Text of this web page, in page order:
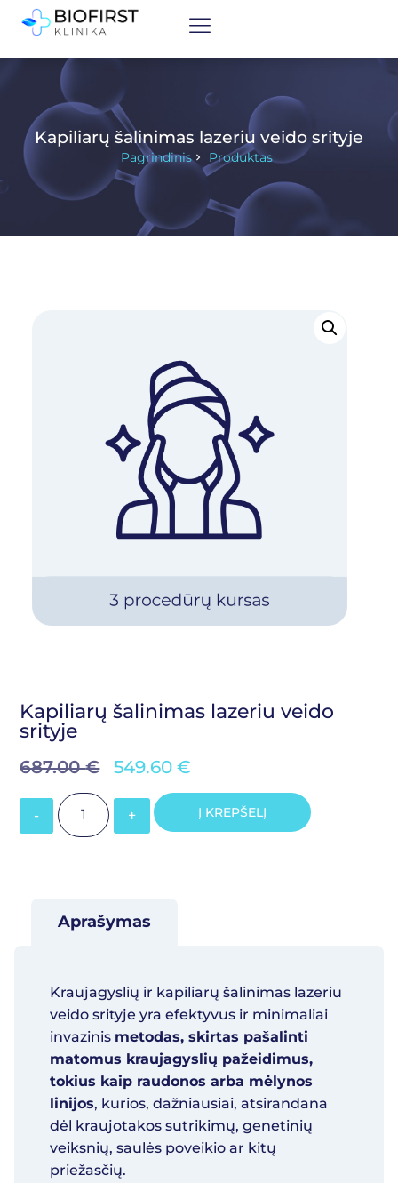
Kapiliarų šalinimas lazeriu veido srityje
Pagrindinis Produktas
Kapiliarų šalinimas lazeriu veido
srityje
687.00€ 549.60€
Į KREPŠELĮ
Aprašymas
Kraujagyslių ir kapiliarų šalinimas lazeriu
veido srityje yra efektyvus ir minimaliai
invazinis metodas, skirtas pašalinti
matomus kraujagyslių pažeidimus,
tokius kaip raudonos arba mėlynos
linijos, kurios, dažniausiai, atsirandana
dėl kraujotakos sutrikimų, genetinių
veiksnių, saulės poveikio ar kitų
priežasčių.